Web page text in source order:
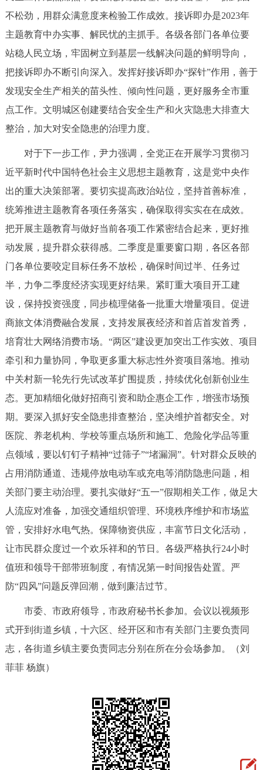
不松劲，用群众满意度来检验工作成效。接诉即办是2023年
主题教育中办实事、解民忧的主抓手。各级各部门各单位要
站稳人民立场，牢固树立到基层一线解决问题的鲜明导向，
把接诉即办不断引向深入。发挥好接诉即办“探针”作用，善于
发现安全生产相关的苗头性、倾向性问题，更好服务全市重
点工作。文明城区创建要结合安全生产和火灾隐患大排查大
整治，加大对安全隐患的治理力度。
对于下一步工作，尹力强调，全党正在开展学习贯彻习
近平新时代中国特色社会主义思想主题教育，这是党中央作
出的重大决策部署。要切实提高政治站位，坚持首善标准，
统筹推进主题教育各项任务落实，确保取得实实在在成效。
把开展主题教育与做好当前各项工作紧密结合起来，更好推
动发展，提升群众获得感。二季度是重要窗口期，各区各部
门各单位要咬定目标任务不放松，确保时间过半、任务过
半，力争二季度经济实现更好结果。紧盯重大项目开工建
设，保持投资强度，同步梳理储备一批重大增量项目。促进
商旅文体消费融合发展，支持发展夜经济和首店首发首秀，
培育壮大网络消费市场。“两区”建设更加突出工作实效、项目
牵引和力量协同，争取更多重大标志性外资项目落地。推动
中关村新一轮先行先试改革扩围提质，持续优化创新创业生
态。更加精细化做好招商引资和助企惠企工作，增强市场预
期。要深入抓好安全隐患排查整治，坚决维护首都安全。对
医院、养老机构、学校等重点场所和施工、危险化学品等重
点领域，要以钉钉子精神“过筛子”“堵漏洞”。针对群众反映的
占用消防通道、违规停放电动车或充电等消防隐患问题，相
关部门要主动治理。要扎实做好“五一”假期相关工作，做足大
人流应对准备，加强交通组织管理、环境秩序维护和市场监
管，安排好水电气热。保障物资供应，丰富节日文化活动，
让市民群众度过一个欢乐祥和的节日。各级严格执行24小时
值班和领导干部带班制度，有情况第一时间报告处置。严
防“四风”问题反弹回潮，做到廉洁过节。
市委、市政府领导，市政府秘书长参加。会议以视频形
式开到街道乡镇，十六区、经开区和市有关部门主要负责同
志，各街道乡镇主要负责同志分别在所在分会场参加。（刘
菲菲 杨旗）